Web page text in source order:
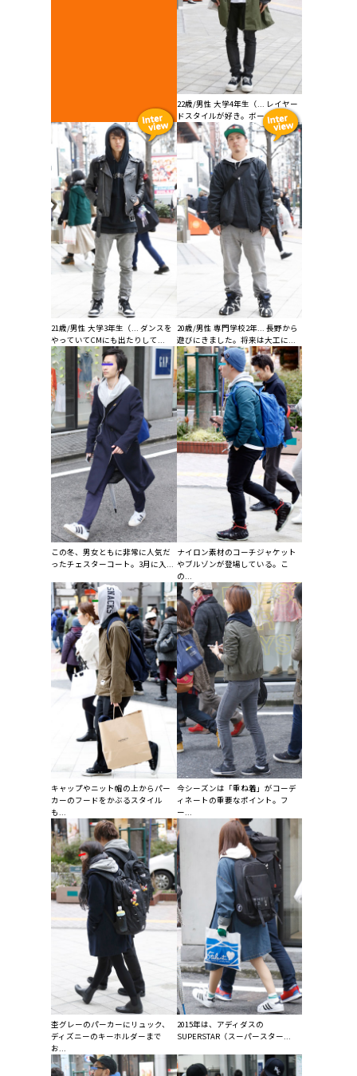
22歳/男性 大学4年生（... レイヤー
ドスタイルが好き。ボーイやセ...
21歳/男性 大学3年生（... ダンスを
やっていてCMにも出たりして...
20歳/男性 専門学校2年... 長野から
遊びにきました。将来は大工に...
この冬、男女ともに非常に人気だ
ったチェスターコート。3月に入...
ナイロン素材のコーチジャケット
やブルゾンが登場している。こ
の...
キャップやニット帽の上からパー
カーのフードをかぶるスタイル
も...
今シーズンは「重ね着」がコーデ
ィネートの重要なポイント。フ
ー...
杢グレーのパーカーにリュック、
ディズニーのキーホルダーまで
お...
2015年は、アディダスの
SUPERSTAR（スーパースター...